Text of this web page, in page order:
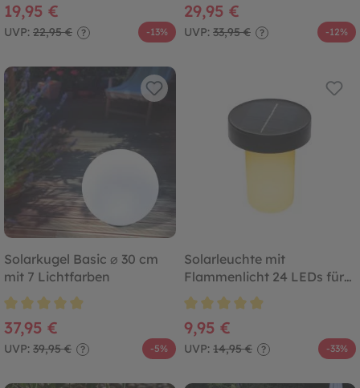
19,95 €
UVP: 22,95 € ? -13%
29,95 €
UVP: 33,95 € ? -12%
Solarkugel Basic ⌀ 30 cm
mit 7 Lichtfarben
37,95 €
UVP: 39,95 € ? -5%
Solarleuchte mit
Flammenlicht 24 LEDs für
Eigenanwendung
9,95 €
UVP: 14,95 € ? -33%